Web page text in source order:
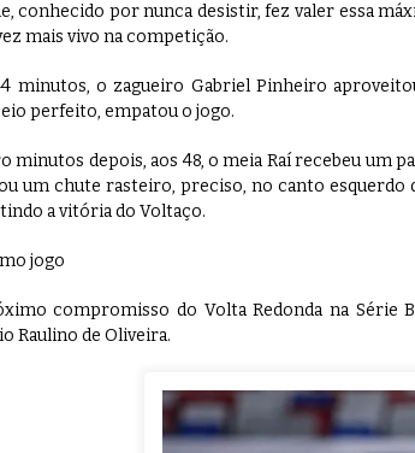
conhecido por nunca desistir, fez valer essa
mais vivo na competição.
minutos, o zagueiro Gabriel Pinheiro
perfeito, empatou o jogo.
minutos depois, aos 48, o meia Raí recebeu um
um chute rasteiro, preciso, no canto esquerdo
a vitória do Voltaço.
jogo
compromisso do Volta Redonda na Série
Raulino de Oliveira.